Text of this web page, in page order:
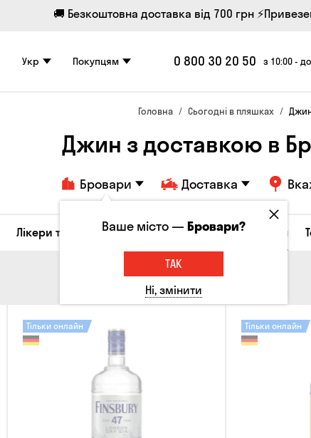
🚚 Безкоштовна доставка від 700 грн
Укр Покупцям 0 800 30 20 50 з 10:00 -
Головна Сьогодні в пляшках
Джин з доставкою в
Бровари Доставка
Лікери та настоянки Коньяки та бренді Джин
Тільки онлайн Тільки онлайн
Ваше місто —Бровари?
ТАК
Ні, змінити